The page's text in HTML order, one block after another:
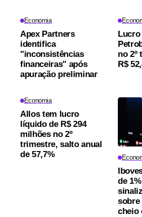
Economia
Apex Partners
identifica
"inconsistências
financeiras" após
apuração preliminar
no 2º
R$
Economia
Allos tem lucro
líquido de R$ 294
milhões no 2º
trimestre, salto anual
de 57,7%
de
sobre
cheio